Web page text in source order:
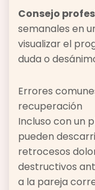
Consejo
semanales en
visualizar el
duda o
Errores
recuperación
Incluso con un
pueden
retrocesos
destructivos
a la pareja